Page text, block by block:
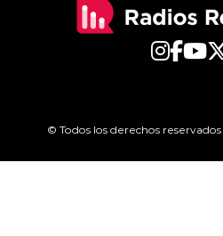
© Todos los derechos